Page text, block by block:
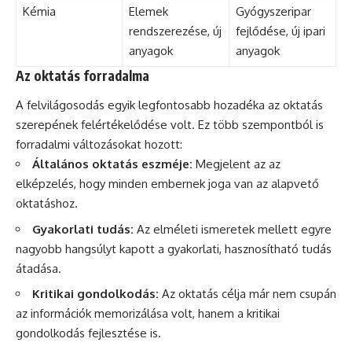
Kémia
Elemek
rendszerezése, új
anyagok
Gyógyszeripar
fejlődése, új ipari
anyagok
Az oktatás forradalma
A felvilágosodás egyik legfontosabb hozadéka az oktatás
szerepének felértékelődése volt. Ez több szempontból is
forradalmi változásokat hozott:
Általános oktatás eszméje: Megjelent az az
elképzelés, hogy minden embernek joga van az alapvető
oktatáshoz.
Gyakorlati tudás: Az elméleti ismeretek mellett egyre
nagyobb hangsúlyt kapott a gyakorlati, hasznosítható tudás
átadása.
Kritikai gondolkodás: Az oktatás célja már nem csupán
az információk memorizálása volt, hanem a kritikai
gondolkodás fejlesztése is.